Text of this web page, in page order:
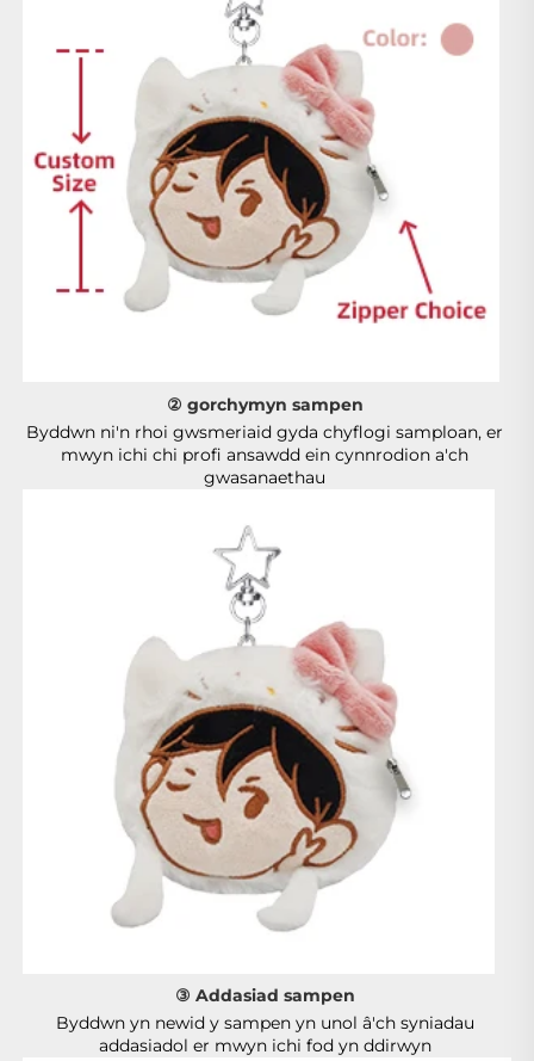
② gorchymyn sampen
Byddwn ni'n rhoi gwsmeriaid gyda chyflogi samploan, er
mwyn ichi chi profi ansawdd ein cynnrodion a'ch
gwasanaethau
③ Addasiad sampen
Byddwn yn newid y sampen yn unol â'ch syniadau
addasiadol er mwyn ichi fod yn ddirwyn